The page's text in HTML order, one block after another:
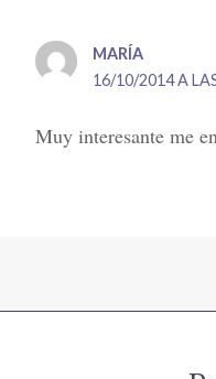
MARÍA
16/10/2014 A
Muy interesante me